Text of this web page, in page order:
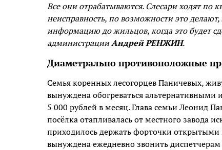
Все они отрабатываются. Слесари ходят по
неисправность, по возможности это
информацию до жильцов, когда это будет
администрацииАндрей РЕНЖИН.
Диаметрально противоположные
Семья коренных лесогорцев Паничевых,
вынуждена обогреваться
5 000 рублей в месяц. Глава семьи Леонид
посёлка отапливалась от местного завода
приходилось держать форточки открытыми
вынуждена ежедневно звонить диспетчерам